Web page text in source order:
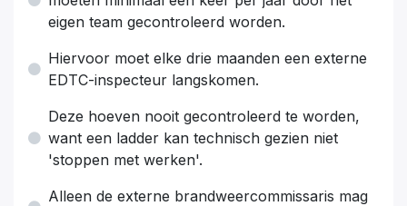
eigen team gecontroleerd worden.
Hiervoor moet elke drie maanden een externe
EDTC-inspecteur langskomen.
Deze hoeven nooit gecontroleerd te worden,
want een ladder kan technisch gezien niet
'stoppen met werken'.
Alleen de externe brandweercommissaris mag